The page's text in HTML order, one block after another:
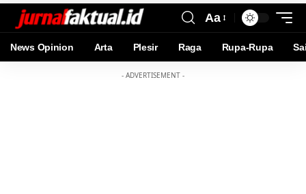
Aa
News Opinion Arta Plesir Raga Rupa-Rupa
- ADVERTISEMENT -